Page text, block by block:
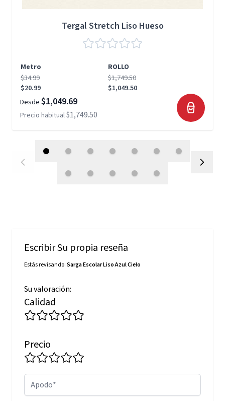
Tergal Stretch Liso Hueso
Metro
ROLLO
$34.99
$20.99
$1,749.50
$1,049.50
Desde $1,049.69
Precio habitual$1,749.50
Escribir Su propia reseña
Estás revisando:Sarga Escolar Liso Azul Cielo
Su valoración:
Calidad
Precio
Apodo